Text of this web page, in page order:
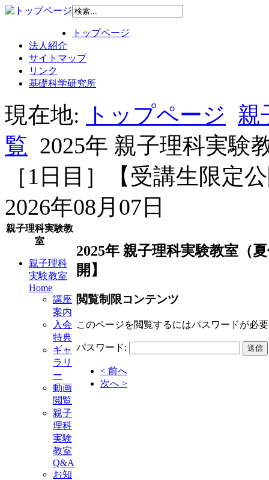
トップページ
法人紹介
サイトマップ
リンク
基礎科学研究所
現在地: トップページ
親
覧 2025年 親子理科実験
［1日目］【受講生限定
2026年08月07日
親子理科実験教
室
親子理科
実験教室
Home
講座
案内
入会
特典
ギャ
ラリ
ー
動画
閲覧
親子
理科
実験
教室
Q&A
お知
2025年 親子理科実験教室（
開】
閲覧制限コンテンツ
このページを閲覧するにはパスワードが必
パスワード:
< 前へ
次へ >